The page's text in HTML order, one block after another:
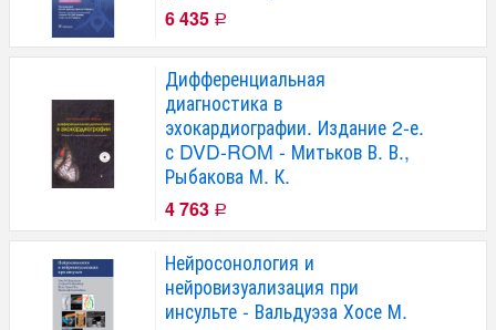
6 435 Р
Дифференциальная
диагностика в
эхокардиографии. Издание 2-е.
с DVD-ROM - Митьков В. В.,
Рыбакова М. К.
4 763 Р
Нейросонология и
нейровизуализация при
инсульте - Вальдуэза Хосе М.